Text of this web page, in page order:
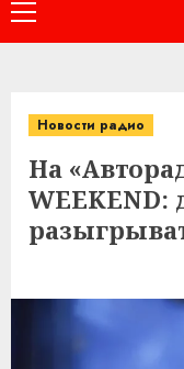
Основное
меню
Новости радио
На
WEEKEND: